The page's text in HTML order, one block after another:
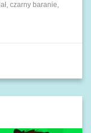
czarny baranie,